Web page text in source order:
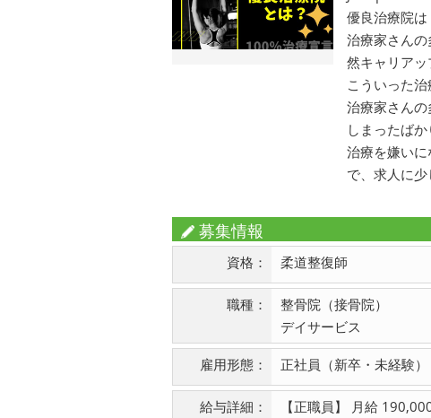
優良治療院は
治療家さん
然キャリアッ
こういった
治療家さん
しまったば
治療を嫌い
で、求人に
募集情報
資格： 柔道整復師
職種：
整骨院（接骨院）
デイサービス
雇用形態： 正社員（新卒・未経験）
給与詳細：
【正職員】 月給